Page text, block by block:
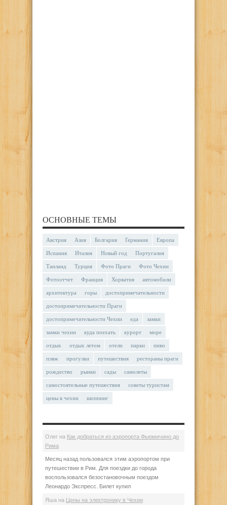
ОСНОВНЫЕ ТЕМЫ
Австрия Азия Болгария Германия Европа
Испания Италия Новый год Португалия
Таиланд Турция Фото Праги Фото Чехии
Фотоотчет Франция Хорватия автомобили
архитектура горы достопримечательности
достопримечательности Праги
достопримечательности Чехии еда замки
замки чехии куда поехать курорт море
отдых отдых летом отели парки пиво
пляж прогулки путешествия рестораны праги
рождество рынки сады самолеты
самостоятельные путешествия советы туристам
цены в чехии шоппинг
Олег на Как добраться из аэропорта Фьюмичино до
Рима
Месяц назад пользовался этим аэропортом при
путешествии в Рим. Для поездки до города
воспользовался безостановочным поездом
Леонардо Экспресс. Билет купил
Яша на Цены на электронику в Чехии